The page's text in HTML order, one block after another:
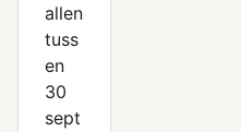
allen
tuss
en
30
sept